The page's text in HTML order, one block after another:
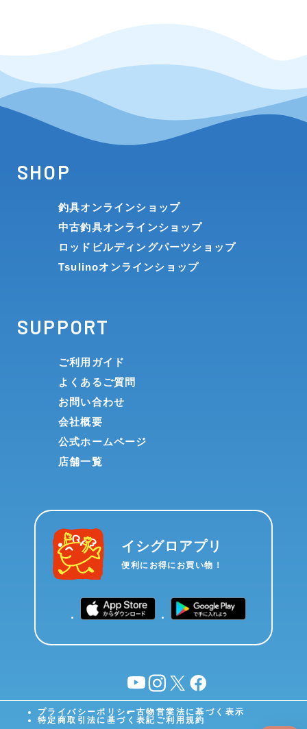
SHOP
釣具オンラインショップ
中古釣具オンラインショップ
ロッドビルディングパーツショップ
Tsulinoオンラインショップ
SUPPORT
ご利用ガイド
よくあるご質問
お問い合わせ
会社概要
公式ホームページ
店舗一覧
イシグロアプリ
便利にお得にお買い物！
YouTubeinstagram
X facebook
プライバシーポリシー古物営業法に基づく表示
特定商取引法に基づく表記 ご利用規約